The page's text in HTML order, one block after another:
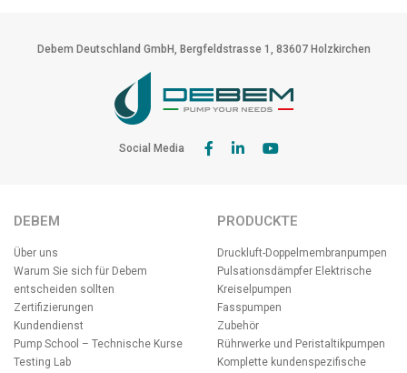
Debem Deutschland GmbH, Bergfeldstrasse 1, 83607 Holzkirchen
Social Media
DEBEM
Über uns
Warum Sie sich für Debem
entscheiden sollten
Zertifizierungen
Kundendienst
Pump School – Technische Kurse
Testing Lab
PRODUCKTE
Druckluft-Doppelmembranpumpen
Pulsationsdämpfer Elektrische
Kreiselpumpen
Fasspumpen
Zubehör
Rührwerke und Peristaltikpumpen
Komplette kundenspezifische